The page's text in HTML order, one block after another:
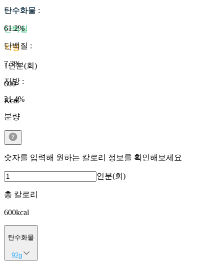
탄수화물
단백질
지방
1인분(회)
600
Kcal
탄수화물 :
61.2%
단백질 :
7.3%
지방 :
31.4%
분량
숫자를 입력해 원하는 칼로리 정보를 확인해보세요
인분(회)
총 칼로리
600kcal
탄수화물
92g